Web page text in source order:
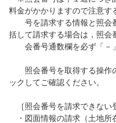
料金がかかりますので注意す
号を請求する情報と照会
括して請求する場合は，照会
会番号通数欄を必ず「－」
照会番号を取得する操作
ックしてご確認ください。
［照会番号を請求できない
・図面情報の請求（土地所